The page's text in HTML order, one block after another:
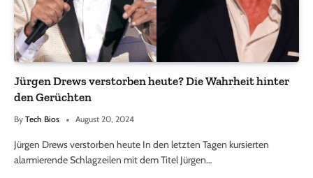
Jürgen Drews verstorben heute? Die Wahrheit hinter
den Gerüchten
By Tech Bios August 20, 2024
Jürgen Drews verstorben heute In den letzten Tagen kursierten
alarmierende Schlagzeilen mit dem Titel Jürgen…